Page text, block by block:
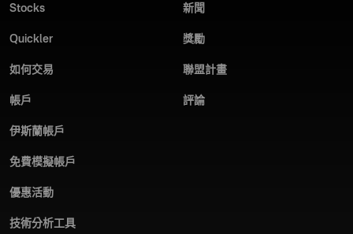
Olymptrade YouTube 頻道
、參加我們的活動，提升您的交易技能！
Stocks
Quickler
如何交易
帳戶
伊斯蘭帳戶
免費模擬帳戶
優惠活動
技術分析工具
新聞
獎勵
聯盟計畫
評論